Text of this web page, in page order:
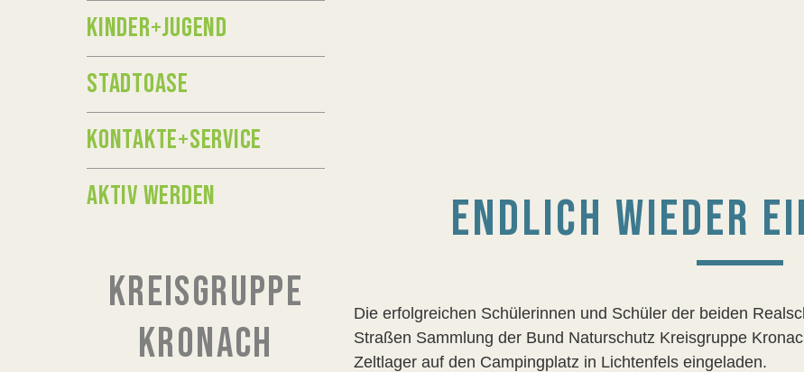
ENDLICH WIEDER
Die erfolgreichen Schülerinnen und Schüler der beiden
Straßen Sammlung der Bund Naturschutz Kreisgruppe
Zeltlager auf den Campingplatz in Lichtenfels eingeladen.
KINDER+JUGEND
STADTOASE
KONTAKTE+SERVICE
AKTIV WERDEN
KREISGRUPPE
KRONACH